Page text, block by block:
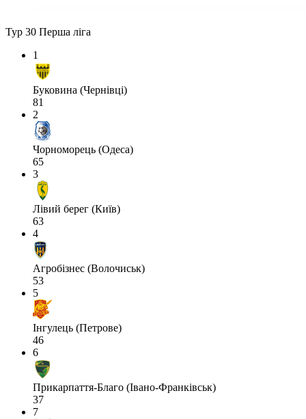
Тур 30 Перша ліга
1
Буковина (Чернівці)
81
2
Чорноморець (Одеса)
65
3
Лівий берег (Київ)
63
4
Агробізнес (Волочиськ)
53
5
Інгулець (Петрове)
46
6
Прикарпаття-Благо (Івано-Франківськ)
37
7